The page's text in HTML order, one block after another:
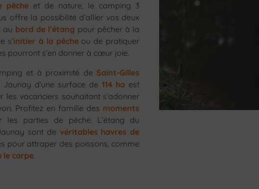
pêche et de nature, le camping 3
offre la possibilité d’allier vos deux
au bord de l’étang pour pêcher à la
s’initier à la pêcheou de pratiquer
pourront s’en donner à cœur joie.
et à proximité de Saint-Gilles
d’une surface de114 ha est
les vacanciers souhaitant s’adonner
Profitez en famille des moments
les parties de pêche. L’étang du
sont de véritables havres de
pour attraper des poissons, comme
le carpe.